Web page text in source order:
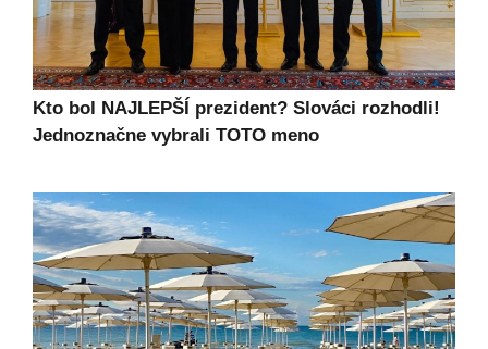
Kto bol NAJLEPŠÍ prezident? Slováci rozhodli!
Jednoznačne vybrali TOTO meno